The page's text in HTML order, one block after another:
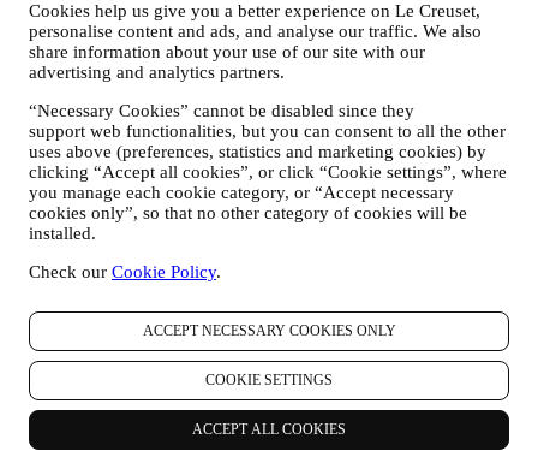
Cookies help us give you a better experience on Le Creuset,
personalise content and ads, and analyse our traffic. We also
share information about your use of our site with our
advertising and analytics partners.
“Necessary Cookies” cannot be disabled since they
support web functionalities, but you can consent to all the other
uses above (preferences, statistics and marketing cookies) by
clicking “Accept all cookies”, or click “Cookie settings”, where
you manage each cookie category, or “Accept necessary
cookies only”, so that no other category of cookies will be
installed.
Check our Cookie Policy.
ACCEPT NECESSARY COOKIES ONLY
COOKIE SETTINGS
ACCEPT ALL COOKIES
kontaktując się z nami pod adresemprivacy@lecreuset.com
Przetworzymy rezygnację użytkownika jak najszybciej,
jednak w pewnych okolicznościach użytkownik może
otrzymać kilka dodatkowych wiadomości zanim rezygnacja
zostanie całkowicie przetworzona.
Należy pamiętać, że nie
przekazujemy ani nie sprzedajemy danych kontaktowych
użytkownika, ani innych danych osobowych innym spółkom
w celach marketingowych .
PONOWNE TARGETOWANIE/DOSTOSOWYWANIE
OFERT I ZWIĘKSZANIE KOMFORTU
UŻYTKOWNIKA
celu dostosowania naszych usług i ofert do jego potrzeb i
Creuset. Będziemy to realizować poprzez analizę
przyzwyczajeń albo zainteresowań użytkownika, na przykład
w odniesieniu do najczęściej przeglądanych produktów,
interakcji z nami w mediach społecznościowych, stron
odwiedzanych w naszej witrynie internetowej, czytanych
treści naszych ofert. Używamy do tego głównie plików
cookie i podobnych technologii (w tym technologię Piksela